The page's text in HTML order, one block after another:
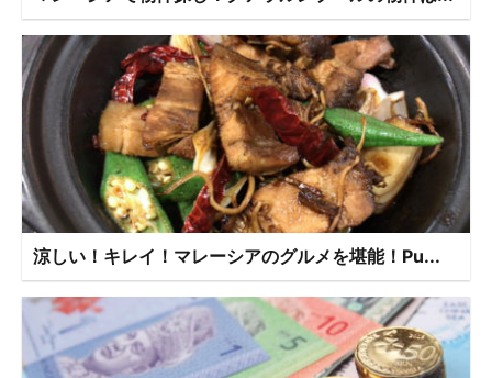
涼しい！キレイ！マレーシアのグルメを堪能！Pu...